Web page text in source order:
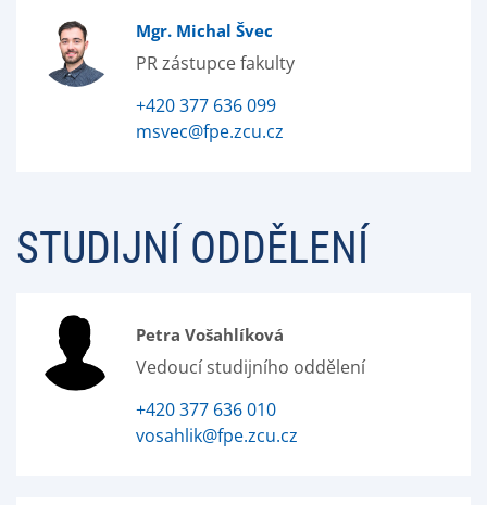
Mgr. Michal Švec
PR zástupce fakulty
+420 377 636 099
msvec@fpe.zcu.cz
STUDIJNÍ ODDĚLENÍ
Petra Vošahlíková
Vedoucí studijního oddělení
+420 377 636 010
vosahlik@fpe.zcu.cz